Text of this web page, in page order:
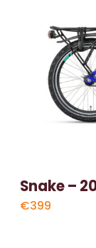
Snake –
€399